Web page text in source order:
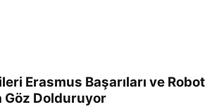
Erasmus Başarıları ve Robot
Göz Dolduruyor